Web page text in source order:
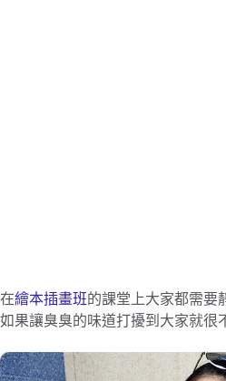
在繪本插畫班的課堂上大家都需要
如果讓臭臭的味道打擾到大家就很